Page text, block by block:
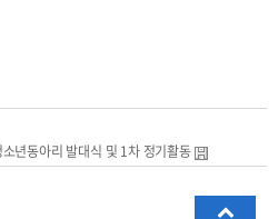
년동아리 발대식 및 1차 정기활동